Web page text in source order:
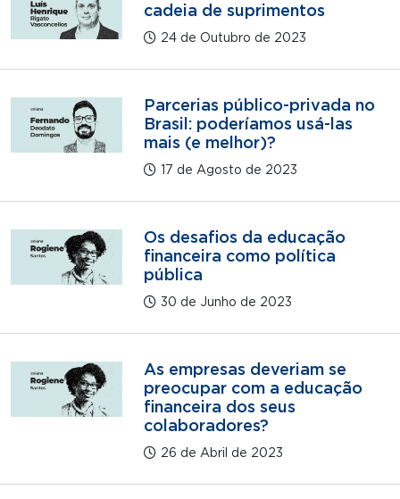
cadeia de suprimentos
24 de Outubro de 2023
Parcerias público-privada no
Brasil: poderíamos usá-las
mais (e melhor)?
17 de Agosto de 2023
Os desafios da educação
financeira como política
pública
30 de Junho de 2023
As empresas deveriam se
preocupar com a educação
financeira dos seus
colaboradores?
26 de Abril de 2023